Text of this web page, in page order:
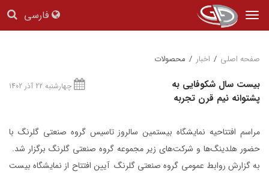
فارسی
صفحه اصلی / اخبار / محصولات
بیست سال شکوفایی به
پشتوانه نیم قرن تجربه
چهارشنبه 22 آذر 1402
مراسم افتتاحیه نمایشگاه بیستمین سالروز تاسیس گروه صنعتی گلرنگ با
حضور هلدینگ‌ها و شرکت‌های زیر مجموعه گروه صنعتی گلرنگ برگزار شد.
به گزارش روابط عمومی گروه صنعتی گلرنگ آیین افتتاح از نمایشگاه بیست